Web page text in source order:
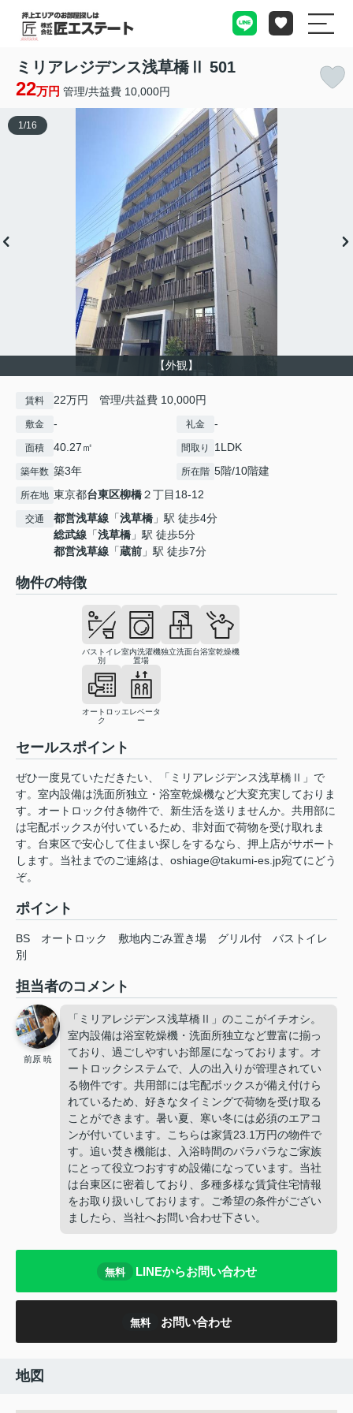
ミリアレジデンス浅草橋Ⅱ 501
22万円 管理/共益費 10,000円
【外観】
1 /16
賃料 22万円 管理/共益費 10,000円
敷金 - 礼金 -
面積 40.27㎡ 間取り 1LDK
築年数 築3年 所在階 5階/10階建
所在地 東京都台東区柳橋２丁目18-12
交通 都営浅草線 「浅草橋 」駅 徒歩4分
総武線 「浅草橋 」駅 徒歩5分
都営浅草線 「蔵前 」駅 徒歩7分
物件の特徴
バストイレ
別
室内洗濯機
置場
独立洗面台浴室乾燥機
オートロッ
ク
エレベータ
ー
セールスポイント
ぜひ一度見ていただきたい、「ミリアレジデンス浅草橋Ⅱ」で
す。室内設備は洗面所独立・浴室乾燥機など大変充実しておりま
す。オートロック付き物件で、新生活を送りませんか。共用部に
は宅配ボックスが付いているため、非対面で荷物を受け取れま
す。台東区で安心して住まい探しをするなら、押上店がサポート
します。当社までのご連絡は、oshiage@takumi-es.jp宛てにどう
ぞ。
ポイント
BS オートロック 敷地内ごみ置き場 グリル付
バストイレ
別
担当者のコメント
前原 暁
「ミリアレジデンス浅草橋Ⅱ」のここがイチオシ。
室内設備は浴室乾燥機・洗面所独立など豊富に揃っ
ており、過ごしやすいお部屋になっております。オ
ートロックシステムで、人の出入りが管理されてい
る物件です。共用部には宅配ボックスが備え付けら
れているため、好きなタイミングで荷物を受け取る
ことができます。暑い夏、寒い冬には必須のエアコ
ンが付いています。こちらは家賃23.1万円の物件で
す。追い焚き機能は、入浴時間のバラバラなご家族
にとって役立つおすすめ設備になっています。当社
は台東区に密着しており、多種多様な賃貸住宅情報
をお取り扱いしております。ご希望の条件がござい
ましたら、当社へお問い合わせ下さい。
無料 LINEからお問い合わせ
無料 お問い合わせ
地図